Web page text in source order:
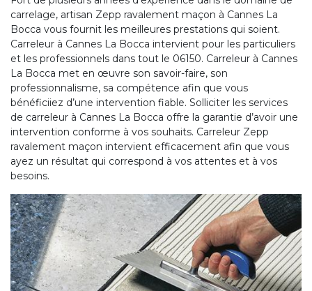
carrelage, artisan Zepp ravalement maçon à Cannes La
Bocca vous fournit les meilleures prestations qui soient.
Carreleur à Cannes La Bocca intervient pour les particuliers
et les professionnels dans tout le 06150. Carreleur à Cannes
La Bocca met en œuvre son savoir-faire, son
professionnalisme, sa compétence afin que vous
bénéficiiez d’une intervention fiable. Solliciter les services
de carreleur à Cannes La Bocca offre la garantie d’avoir une
intervention conforme à vos souhaits. Carreleur Zepp
ravalement maçon intervient efficacement afin que vous
ayez un résultat qui correspond à vos attentes et à vos
besoins.